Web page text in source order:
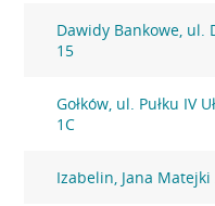
Dawidy Bankowe, ul.
15
Gołków, ul. Pułku IV
1C
Izabelin, Jana Matejki